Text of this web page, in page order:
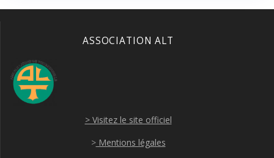
ASSOCIATION ALT
> Visitez le site officiel
>Mentions légales